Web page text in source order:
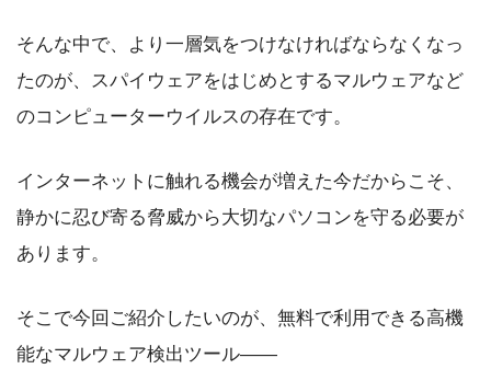
そんな中で、より一層気をつけなければならなくなっ
たのが、スパイウェアをはじめとするマルウェアなど
のコンピューターウイルスの存在です。
インターネットに触れる機会が増えた今だからこそ、
静かに忍び寄る脅威から大切なパソコンを守る必要が
あります。
そこで今回ご紹介したいのが、無料で利用できる高機
能なマルウェア検出ツール――